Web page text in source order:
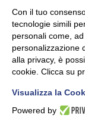
C.F.
PEC:
Con il tuo
tecnologie simili
personali come,
personalizzazione
alla privacy, è
cookie. Clicca su
Visualizza la
Powered by